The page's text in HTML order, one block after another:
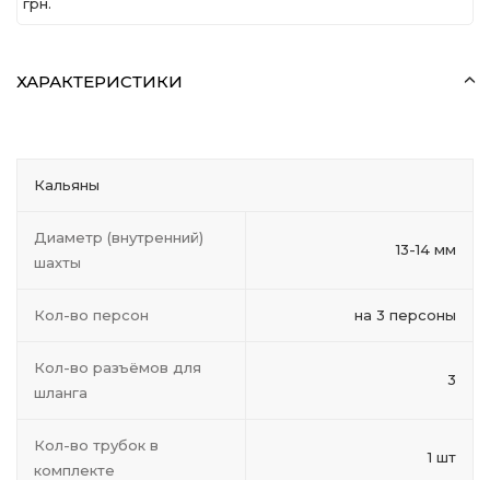
ХАРАКТЕРИСТИКИ
Кальяны
Диаметр (внутренний)
шахты
13-14 мм
Кол-во персон на 3 персоны
Кол-во разъёмов для
шланга
3
Кол-во трубок в
комплекте
1 шт